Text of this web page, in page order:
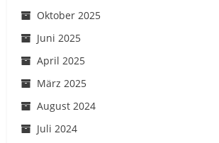
Oktober 2025
Juni 2025
April 2025
März 2025
August 2024
Juli 2024